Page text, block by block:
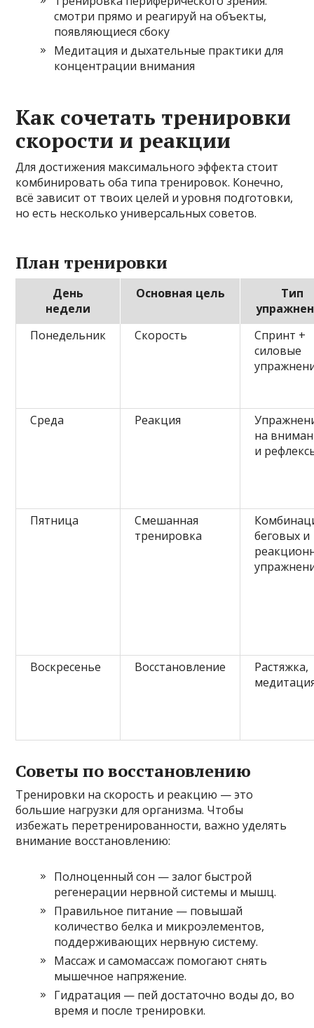
смотри прямо и реагируй на объекты,
появляющиеся сбоку
Медитация и дыхательные практики для
концентрации внимания
Как сочетать тренировки
скорости и реакции
Для достижения максимального эффекта стоит
комбинировать оба типа тренировок. Конечно,
всё зависит от твоих целей и уровня подготовки,
но есть несколько универсальных советов.
План тренировки
День
недели
Основная цель
Тип
Понедельник
Скорость
Спринт +
силовые
Среда Реакция
на
и
Пятница
Смешанная
тренировка
беговых и
Воскресенье Восстановление
Растяжка,
Советы по восстановлению
Тренировки на скорость и реакцию — это
большие нагрузки для организма. Чтобы
избежать перетренированности, важно уделять
внимание восстановлению:
Полноценный сон — залог быстрой
регенерации нервной системы и мышц.
Правильное питание — повышай
количество белка и микроэлементов,
поддерживающих нервную систему.
Массаж и самомассаж помогают снять
мышечное напряжение.
Гидратация — пей достаточно воды до, во
время и после тренировки.